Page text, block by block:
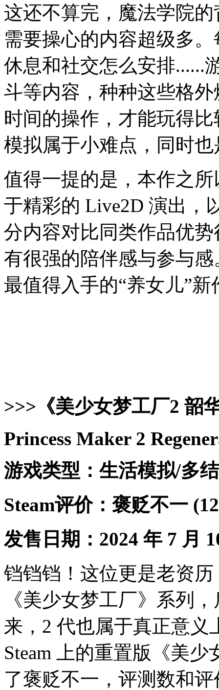
这还不算完，魔法学院
需要操心的内容超级多
休息和社交怎么安排......
斗等内容，种种这些格
时间的操作，才能玩得
模拟属于小难点，同时
值得一提的是，本作之
于精彩的 Live2D 演出，
分内容对比同类作品优
有很强的陪伴感与参与
最值得入手的“养女儿”新
>>>《美少女梦工厂2 韶
Princess Maker 2
游戏类型：生活模拟/多
Steam评价：褒贬不一
发售日期：2024 年 7 月
铛铛铛！这位更是老资
《美少女梦工厂》系列
来，2 代也属于真正意义
Steam 上的重置版《美
了褒贬不一，评测数和